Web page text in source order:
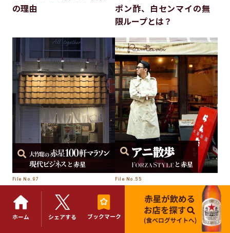
の理由
ポン酢、白センマイの無
限ループとは？
と赤星
File No.97
東十条の坂下に佇む「原
価計算苦手系酒場」が安
くて美味くて最高すぎた
と赤星
File No.55
三茶の路地裏で本格中華
ホーム シェアする ブックマーク